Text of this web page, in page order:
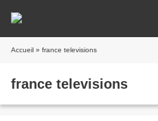
Accueil » france televisions
france televisions